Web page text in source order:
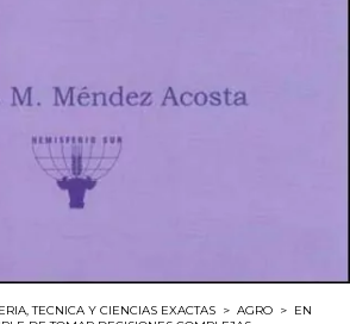
TECNICA Y CIENCIAS EXACTAS > AGRO > EN